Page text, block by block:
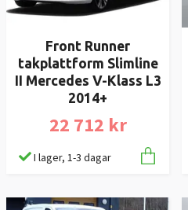
Front Runner
takplattform Slimline
II Mercedes V-Klass L3
2014+
22 712 kr
I lager, 1-3 dagar